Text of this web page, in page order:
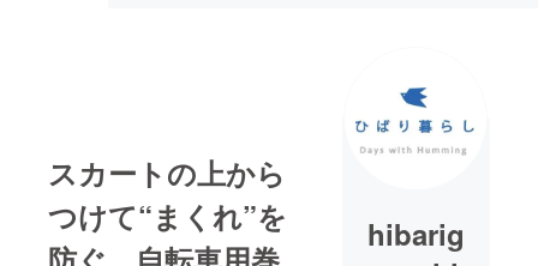
スカートの上から
つけて“まくれ”を
hibarig